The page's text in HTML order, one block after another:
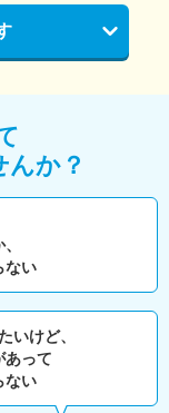
か？
ない
いけど、
あって
ない